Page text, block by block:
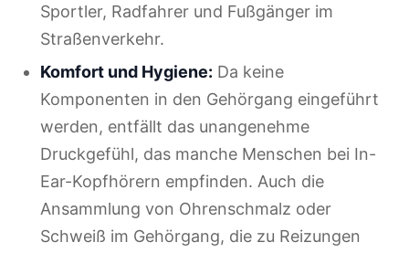
Sportler, Radfahrer und Fußgänger im
Straßenverkehr.
Komfort und Hygiene: Da keine
Komponenten in den Gehörgang eingeführt
werden, entfällt das unangenehme
Druckgefühl, das manche Menschen bei In-
Ear-Kopfhörern empfinden. Auch die
Ansammlung von Ohrenschmalz oder
Schweiß im Gehörgang, die zu Reizungen